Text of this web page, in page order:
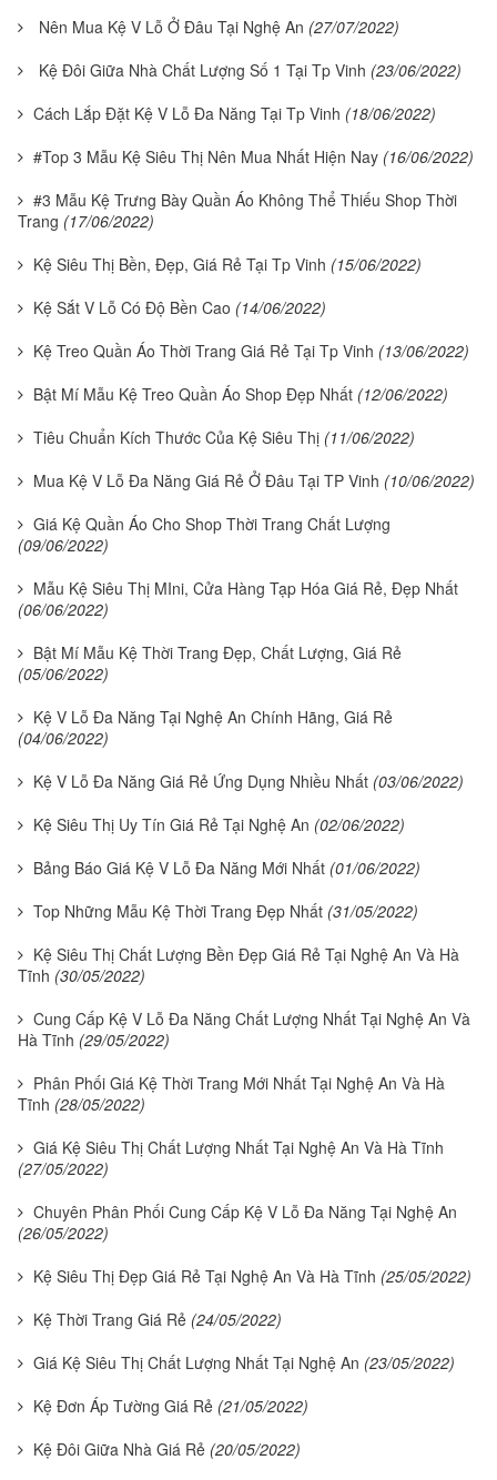
Nên Mua Kệ V Lỗ Ở Đâu Tại Nghệ An (27/07/2022)
Kệ Đôi Giữa Nhà Chất Lượng Số 1 Tại Tp Vinh (23/06/2022)
Cách Lắp Đặt Kệ V Lỗ Đa Năng Tại Tp Vinh (18/06/2022)
#Top 3 Mẫu Kệ Siêu Thị Nên Mua Nhất Hiện Nay (16/06/2022)
#3 Mẫu Kệ Trưng Bày Quần Áo Không Thể Thiếu Shop Thời
Trang (17/06/2022)
Kệ Siêu Thị Bền, Đẹp, Giá Rẻ Tại Tp Vinh (15/06/2022)
Kệ Sắt V Lỗ Có Độ Bền Cao (14/06/2022)
Kệ Treo Quần Áo Thời Trang Giá Rẻ Tại Tp Vinh (13/06/2022)
Bật Mí Mẫu Kệ Treo Quần Áo Shop Đẹp Nhất (12/06/2022)
Tiêu Chuẩn Kích Thước Của Kệ Siêu Thị (11/06/2022)
Mua Kệ V Lỗ Đa Năng Giá Rẻ Ở Đâu Tại TP Vinh (10/06/2022)
Giá Kệ Quần Áo Cho Shop Thời Trang Chất Lượng
(09/06/2022)
Mẫu Kệ Siêu Thị MIni, Cửa Hàng Tạp Hóa Giá Rẻ, Đẹp Nhất
(06/06/2022)
Bật Mí Mẫu Kệ Thời Trang Đẹp, Chất Lượng, Giá Rẻ
(05/06/2022)
Kệ V Lỗ Đa Năng Tại Nghệ An Chính Hãng, Giá Rẻ
(04/06/2022)
Kệ V Lỗ Đa Năng Giá Rẻ Ứng Dụng Nhiều Nhất (03/06/2022)
Kệ Siêu Thị Uy Tín Giá Rẻ Tại Nghệ An (02/06/2022)
Bảng Báo Giá Kệ V Lỗ Đa Năng Mới Nhất (01/06/2022)
Top Những Mẫu Kệ Thời Trang Đẹp Nhất (31/05/2022)
Kệ Siêu Thị Chất Lượng Bền Đẹp Giá Rẻ Tại Nghệ An Và Hà
Tĩnh (30/05/2022)
Cung Cấp Kệ V Lỗ Đa Năng Chất Lượng Nhất Tại Nghệ An Và
Hà Tĩnh (29/05/2022)
Phân Phối Giá Kệ Thời Trang Mới Nhất Tại Nghệ An Và Hà
Tĩnh (28/05/2022)
Giá Kệ Siêu Thị Chất Lượng Nhất Tại Nghệ An Và Hà Tĩnh
(27/05/2022)
Chuyên Phân Phối Cung Cấp Kệ V Lỗ Đa Năng Tại Nghệ An
(26/05/2022)
Kệ Siêu Thị Đẹp Giá Rẻ Tại Nghệ An Và Hà Tĩnh (25/05/2022)
Kệ Thời Trang Giá Rẻ (24/05/2022)
Giá Kệ Siêu Thị Chất Lượng Nhất Tại Nghệ An (23/05/2022)
Kệ Đơn Áp Tường Giá Rẻ (21/05/2022)
Kệ Đôi Giữa Nhà Giá Rẻ (20/05/2022)